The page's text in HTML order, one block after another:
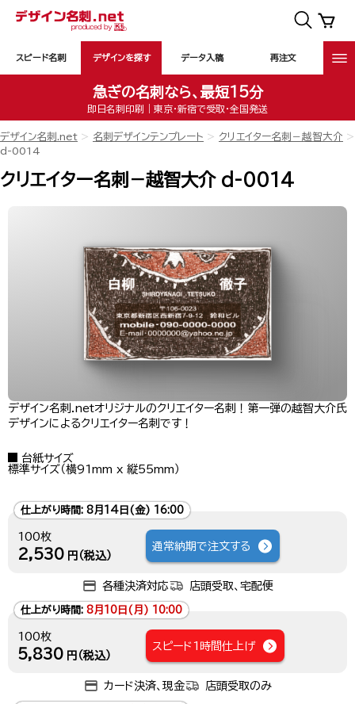
スピード名刺 デザインを探す データ入稿 再注文
急ぎの名刺なら、最短15分
即日名刺印刷｜東京・新宿で受取・全国発送
デザイン名刺.net 名刺デザインテンプレート
クリエイター名刺－越智大介
d-0014
クリエイター名刺－越智大介 d-0014
デザイン名刺.netオリジナルのクリエイター名刺！第一弾の越智大介氏
デザインによるクリエイター名刺です！
台紙サイズ
標準サイズ（横91mm x 縦55mm）
仕上がり時間: 8月14日(金) 16:00
100枚
2,530 円（税込）
通常納期で注文する
各種決済対応 店頭受取、宅配便
仕上がり時間: 8月10日(月) 10:00
100枚
5,830 円（税込）
スピード1時間仕上げ
カード決済、現金 店頭受取のみ